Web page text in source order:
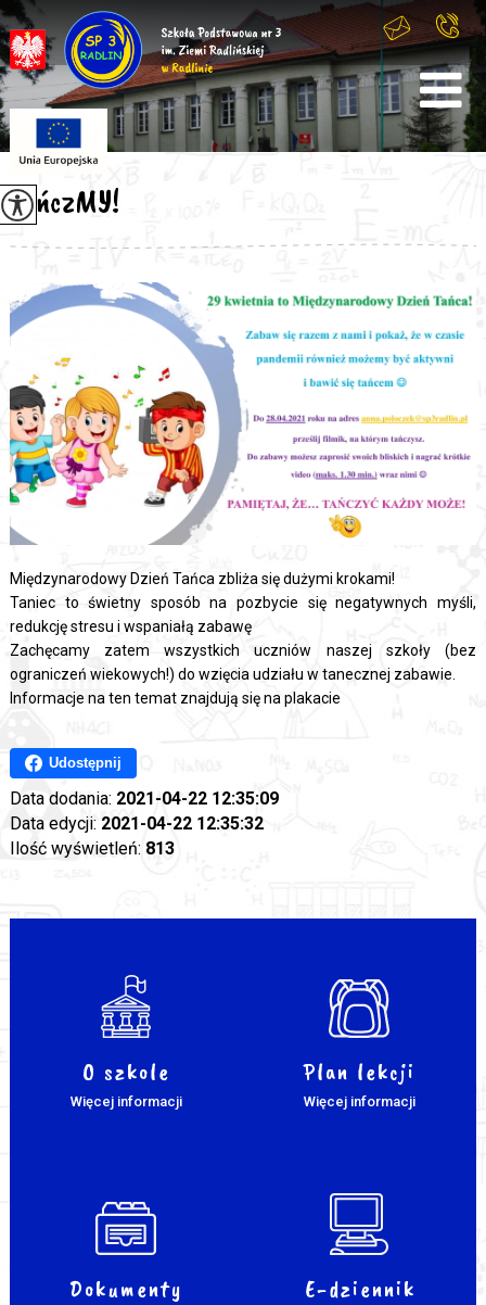
TańczMY!
Międzynarodowy Dzień Tańca zbliża się dużymi krokami!
Taniec to świetny sposób na pozbycie się negatywnych myśli,
redukcję stresu i wspaniałą zabawę
Zachęcamy zatem wszystkich uczniów naszej szkoły (bez
ograniczeń wiekowych!) do wzięcia udziału w tanecznej zabawie.
Informacje na ten temat znajdują się na plakacie
Udostępnij
Data dodania: 2021-04-22 12:35:09
Data edycji: 2021-04-22 12:35:32
Ilość wyświetleń: 813
O szkole
Więcej informacji
Plan lekcji
Więcej informacji
Dokumenty E-dziennik